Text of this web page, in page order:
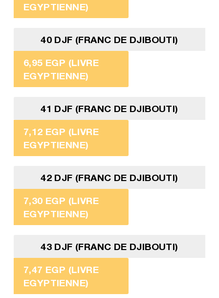
EGYPTIENNE)
40 DJF (FRANC DE DJIBOUTI)
6,95 EGP (LIVRE
EGYPTIENNE)
41 DJF (FRANC DE DJIBOUTI)
7,12 EGP (LIVRE
EGYPTIENNE)
42 DJF (FRANC DE DJIBOUTI)
7,30 EGP (LIVRE
EGYPTIENNE)
43 DJF (FRANC DE DJIBOUTI)
7,47 EGP (LIVRE
EGYPTIENNE)